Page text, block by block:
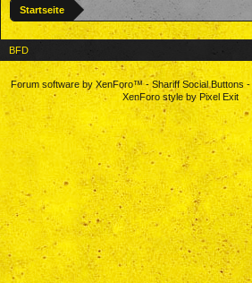
Startseite
BFD
Forum software by XenForo™-Shariff Social Buttons-
XenForo style by Pixel Exit